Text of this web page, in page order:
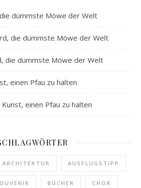
dümmste Möwe der Welt
die dümmste Möwe der Welt
die dümmste Möwe der Welt
einen Pfau zu halten
einen Pfau zu halten
ARCHITEKTUR AUSFLUGSTIPP
BÜCHER CHOR